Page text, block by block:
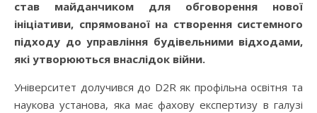
став майданчиком для обговорення нової
ініціативи, спрямованої на створення системного
підходу до управління будівельними відходами,
які утворюються внаслідок війни.
Університет долучився до D2R як профільна освітня та
наукова установа, яка має фахову експертизу в галузі